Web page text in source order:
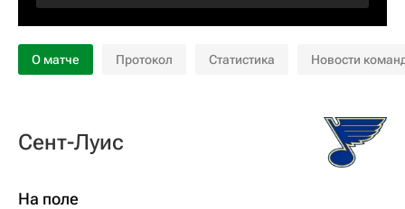
О матче Протокол Статистика Новости
Сент-Луис
На поле